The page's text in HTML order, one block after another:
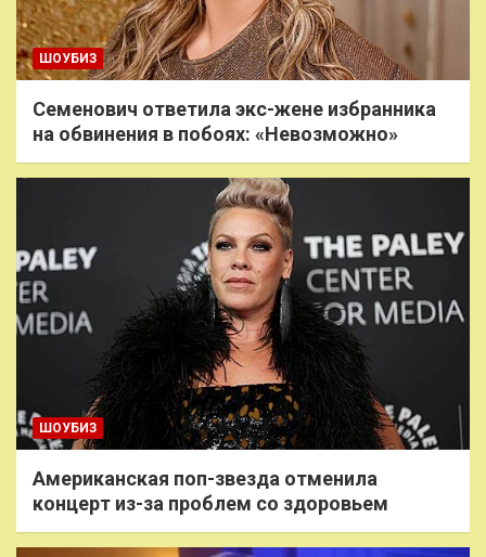
ШОУБИЗ
Семенович ответила экс-жене избранника
на обвинения в побоях: «Невозможно»
ШОУБИЗ
Американская поп-звезда отменила
концерт из-за проблем со здоровьем